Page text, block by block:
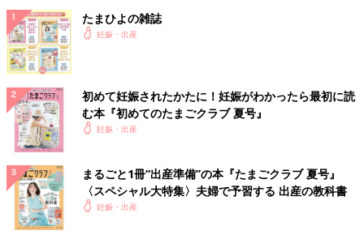
い！」ときってありますよね。大きなまな板を出すと洗うときも
片付けるのも大変ですが、薄型で楽々取り扱える「ちょこっとま
な板」なら後片付けも楽々。
離乳食の準備にぴったり！少量の食材を細かく刻む際に重宝しま
すよ。
また、今までの100均まな板にはなかった「食洗器OK」の耐熱温
ポイント① 水切りができる！
たまひよの雑誌
妊娠・出産
初めて妊娠されたかたに！妊娠がわかったら最初に読
む本『初めてのたまごクラブ 夏号』
妊娠・出産
まるごと1冊“出産準備”の本『たまごクラブ 夏号』
〈スペシャル大特集〉夫婦で予習する 出産の教科書
妊娠・出産